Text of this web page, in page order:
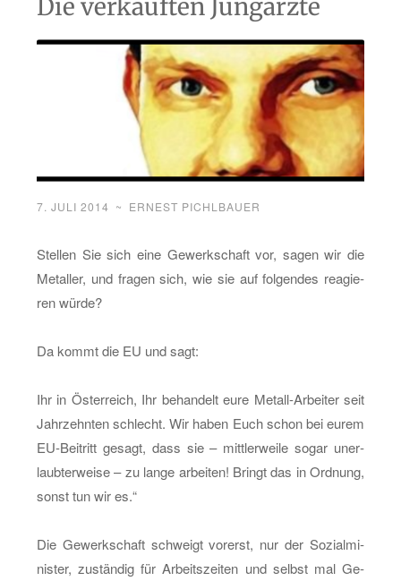
Die verkauften Jungärzte
7. JULI 2014 ~ ERNEST PICHLBAUER
Stel­len Sie sich eine Ge­werk­schaft vor, sagen wir die
Me­tal­ler, und fra­gen sich, wie sie auf fol­gen­des re­agie­
ren würde?
Da kommt die EU und sagt:
Ihr in Ös­ter­reich, Ihr be­han­delt eure Me­tall-Ar­bei­ter seit
Jahr­zehn­ten schlecht. Wir haben Euch schon bei eurem
EU-Bei­tritt ge­sagt, dass sie – mitt­ler­wei­le sogar un­er­
laub­ter­wei­se – zu lange ar­bei­ten! Bringt das in Ord­nung,
sonst tun wir es.“
Die Ge­werk­schaft schweigt vor­erst, nur der So­zi­al­mi­
nis­ter, zu­stän­dig für Ar­beits­zei­ten und selbst mal Ge­